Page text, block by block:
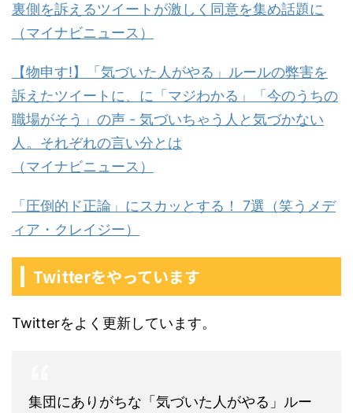
裏側を訴えるツイートが激しく同意を集め話題に
（マイナビニュース）
【物申す!】「気づいた人がやる」ルールの弊害を
訴えたツイートに、に「マジわかる」「今のうちの
職場がそう」の声 - 気づいちゃう人と気づかない
人。それぞれの言い分とは
（マイナビニュース）
「圧倒的ド正論」にスカッとする！ 7選（笑うメデ
ィア・クレイジー）
Twitterをやっています
Twitterをよく更新しています。
集団にありがちな「気づいた人がやる」ルー